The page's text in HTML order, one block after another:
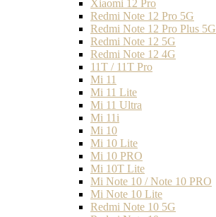
Xiaomi 12 Pro
Redmi Note 12 Pro 5G
Redmi Note 12 Pro Plus 5G
Redmi Note 12 5G
Redmi Note 12 4G
11T / 11T Pro
Mi 11
Mi 11 Lite
Mi 11 Ultra
Mi 11i
Mi 10
Mi 10 Lite
Mi 10 PRO
Mi 10T Lite
Mi Note 10 / Note 10 PRO
Mi Note 10 Lite
Redmi Note 10 5G